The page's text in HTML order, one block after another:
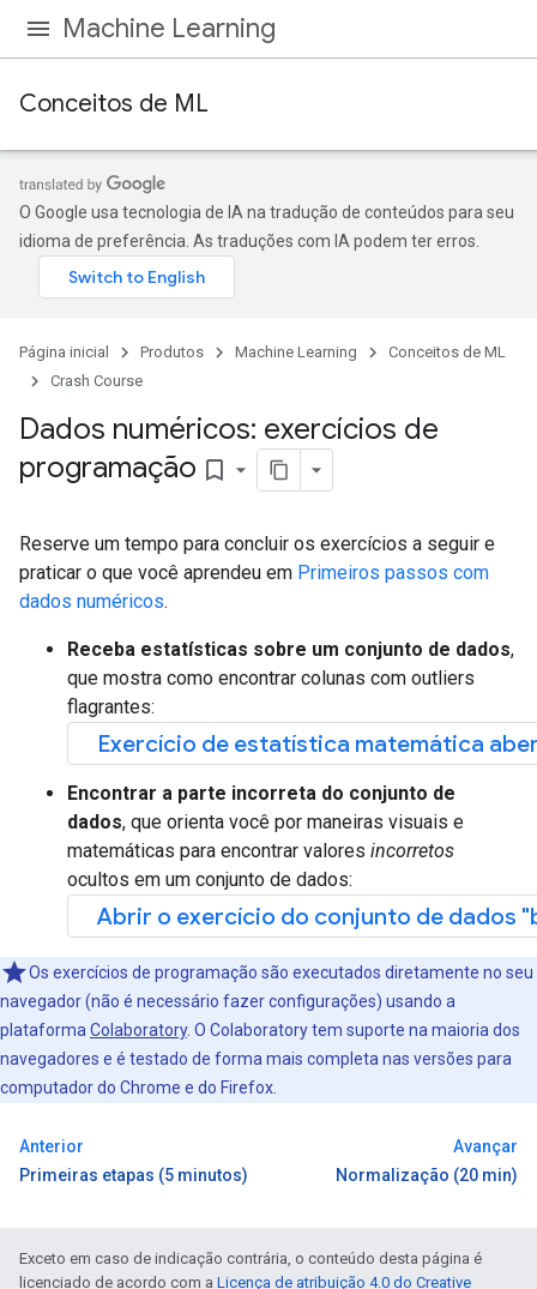
Machine Learning
Conceitos de ML
O Google usa tecnologia de IA na tradução de conteúdos para seu
idioma de preferência. As traduções com IA podem ter erros.
Página inicial Produtos Machine Learning
Conceitos de ML
Crash Course
Dados numéricos: exercícios de
programação bookmark_border
Reserve um tempo para concluir os exercícios a seguir e
praticar o que você aprendeu em Primeiros passos com
dados numéricos.
Receba estatísticas sobre um conjunto de dados,
que mostra como encontrar colunas com outliers
flagrantes:
Exercício de estatística matemática
Encontrar a parte incorreta do conjunto de
dados, que orienta você por maneiras visuais e
matemáticas para encontrar valores incorretos
ocultos em um conjunto de dados:
Abrir o exercício do conjunto de dados
Os exercícios de programação são executados diretamente no seu
navegador (não é necessário fazer configurações) usando a
plataforma Colaboratory. O Colaboratory tem suporte na maioria dos
navegadores e é testado de forma mais completa nas versões para
computador do Chrome e do Firefox.
Anterior
Primeiras etapas (5 minutos)
Avançar
Normalização (20 min)
Exceto em caso de indicação contrária, o conteúdo desta página é
licenciado de acordo com a Licença de atribuição 4.0 do Creative